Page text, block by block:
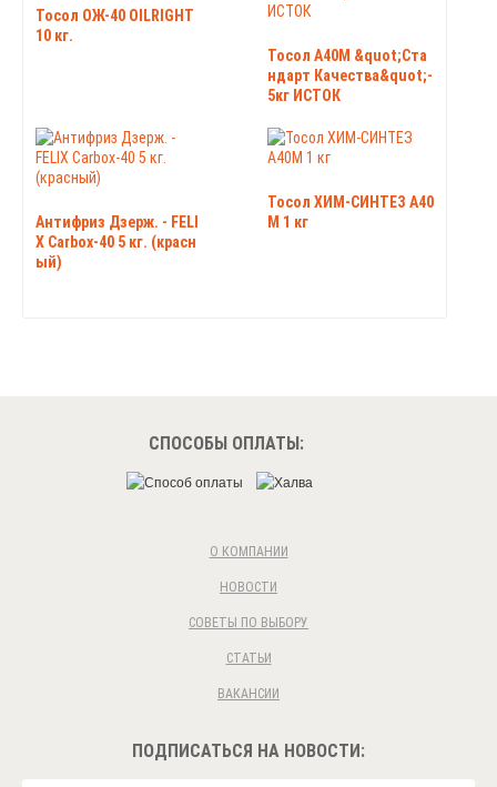
Тосол ОЖ-40 OILRIGHT
10 кг.
Тосол А40М &quot;Ста
ндарт Качества&quot;-
5кг ИСТОК
Антифриз Дзерж. - FELI
X Carbox-40 5 кг. (красн
ый)
Тосол ХИМ-СИНТЕЗ А40
М 1 кг
СПОСОБЫ ОПЛАТЫ:
О КОМПАНИИ
НОВОСТИ
СОВЕТЫ ПО ВЫБОРУ
СТАТЬИ
ВАКАНСИИ
ПОДПИСАТЬСЯ НА НОВОСТИ: